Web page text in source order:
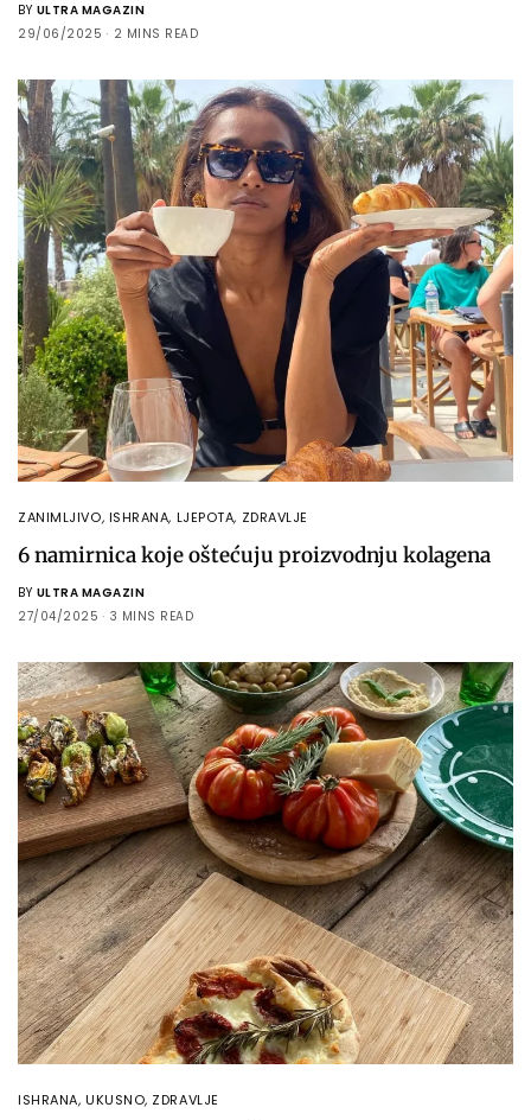
BY ULTRA MAGAZIN
29/06/2025
2 MINS READ
ZANIMLJIVO, ISHRANA, LJEPOTA, ZDRAVLJE
6 namirnica koje oštećuju proizvodnju kolagena
BY ULTRA MAGAZIN
27/04/2025
3 MINS READ
ISHRANA, UKUSNO, ZDRAVLJE